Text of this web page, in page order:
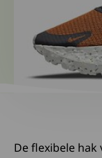
De flexibele